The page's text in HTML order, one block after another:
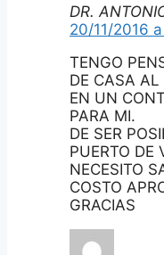
DR.
20/11/2016
TENGO
DE CASA
EN UN
PARA MI.
DE SER
PUERTO DE
NECESITO
COSTO
GRACIAS